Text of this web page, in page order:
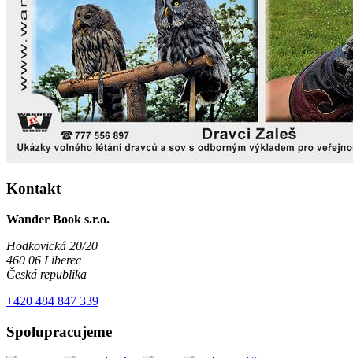
Kontakt
Wander Book s.r.o.
Hodkovická 20/20
460 06 Liberec
Česká republika
+420 484 847 339
Spolupracujeme